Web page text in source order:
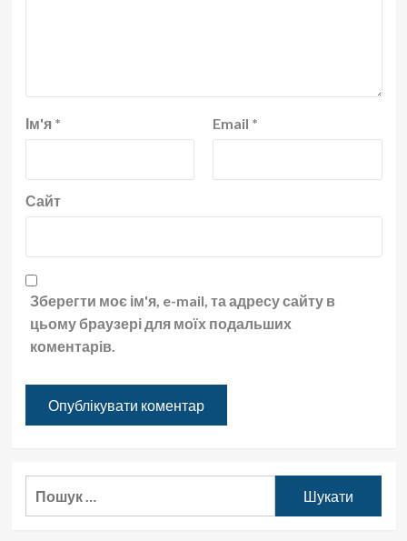
Ім'я * Email *
Сайт
Зберегти моє ім'я, e-mail, та адресу сайту в
цьому браузері для моїх подальших
коментарів.